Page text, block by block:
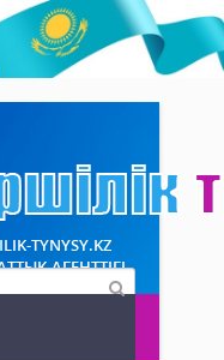
TYNYSY.KZ
АГЕНТТІГІ